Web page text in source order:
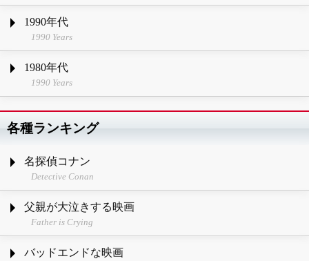
1990年代
1990 Years
1980年代
1990 Years
各種ランキング
名探偵コナン
Detective Conan
父親が大泣きする映画
Father is Crying
バッドエンドな映画